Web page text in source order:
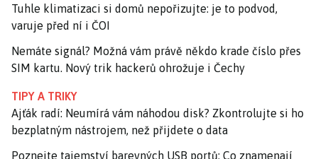
Tuhle klimatizaci si domů nepořizujte: je to podvod,
varuje před ní i ČOI
Nemáte signál? Možná vám právě někdo krade číslo přes
SIM kartu. Nový trik hackerů ohrožuje i Čechy
TIPY A TRIKY
Ajťák radí: Neumírá vám náhodou disk? Zkontrolujte si ho
bezplatným nástrojem, než přijdete o data
Poznejte tajemství barevných USB portů: Co znamenají